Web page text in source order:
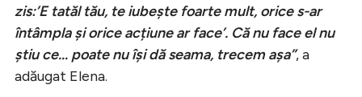
zis:’E tatăl tău, te iubește foarte mult, orice s-ar
întâmpla și orice acțiune ar face’. Că nu face el nu
știu ce… poate nu își dă seama, trecem așa”, a
adăugat Elena.